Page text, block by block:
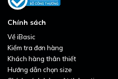
Chính sách
Về iBasic
Kiểm tra đơn hàng
Khách hàng thân thiết
Hướng dẫn chọn size